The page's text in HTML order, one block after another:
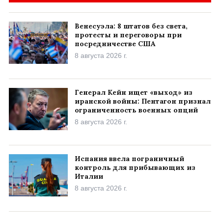
Венесуэла: 8 штатов без света,
протесты и переговоры при
посредничестве США
8 августа 2026 г.
Генерал Кейн ищет «выход» из
иранской войны: Пентагон признал
ограниченность военных опций
8 августа 2026 г.
Испания ввела пограничный
контроль для прибывающих из
Италии
8 августа 2026 г.